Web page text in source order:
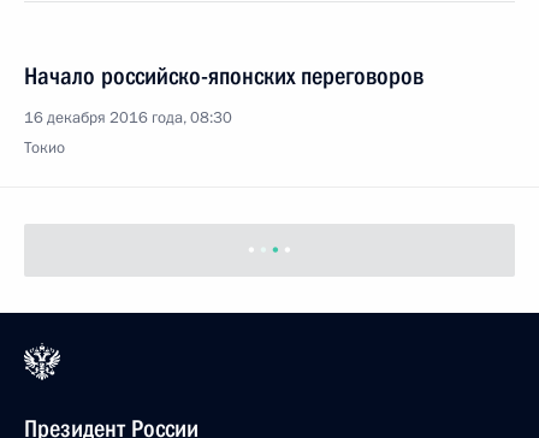
Начало российско-японских переговоров
16 декабря 2016 года, 08:30
Токио
Президент России